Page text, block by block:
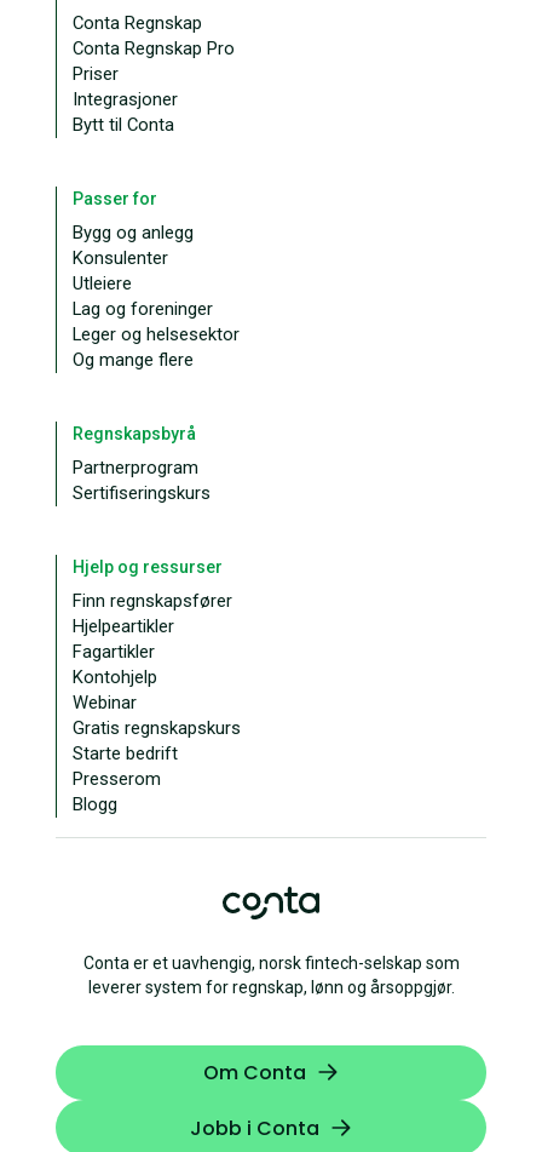
Conta er et uavhengig, norsk fintech-selskap som
leverer system for regnskap, lønn og årsoppgjør.
Om Conta
Jobb i Conta
Conta Regnskap
Conta Regnskap Pro
Priser
Integrasjoner
Bytt til Conta
Passer for
Bygg og anlegg
Konsulenter
Utleiere
Lag og foreninger
Leger og helsesektor
Og mange flere
Regnskapsbyrå
Partnerprogram
Sertifiseringskurs
Hjelp og ressurser
Finn regnskapsfører
Hjelpeartikler
Fagartikler
Kontohjelp
Webinar
Gratis regnskapskurs
Starte bedrift
Presserom
Blogg